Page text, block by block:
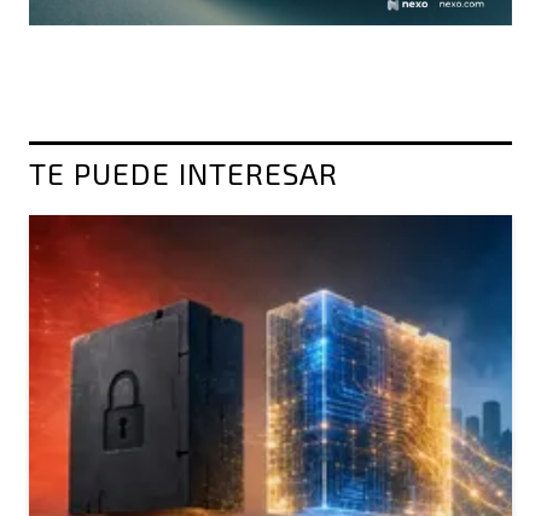
TE PUEDE INTERESAR